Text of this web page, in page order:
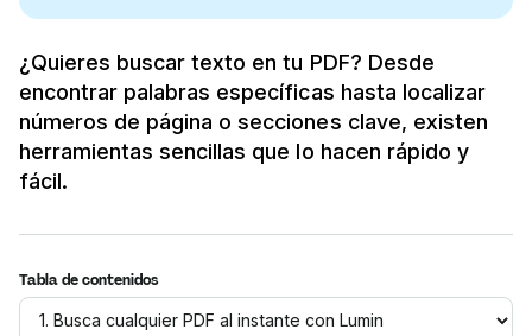
¿Quieres buscar texto en tu PDF? Desde
encontrar palabras específicas hasta localizar
números de página o secciones clave, existen
herramientas sencillas que lo hacen rápido y
fácil.
Tabla de contenidos